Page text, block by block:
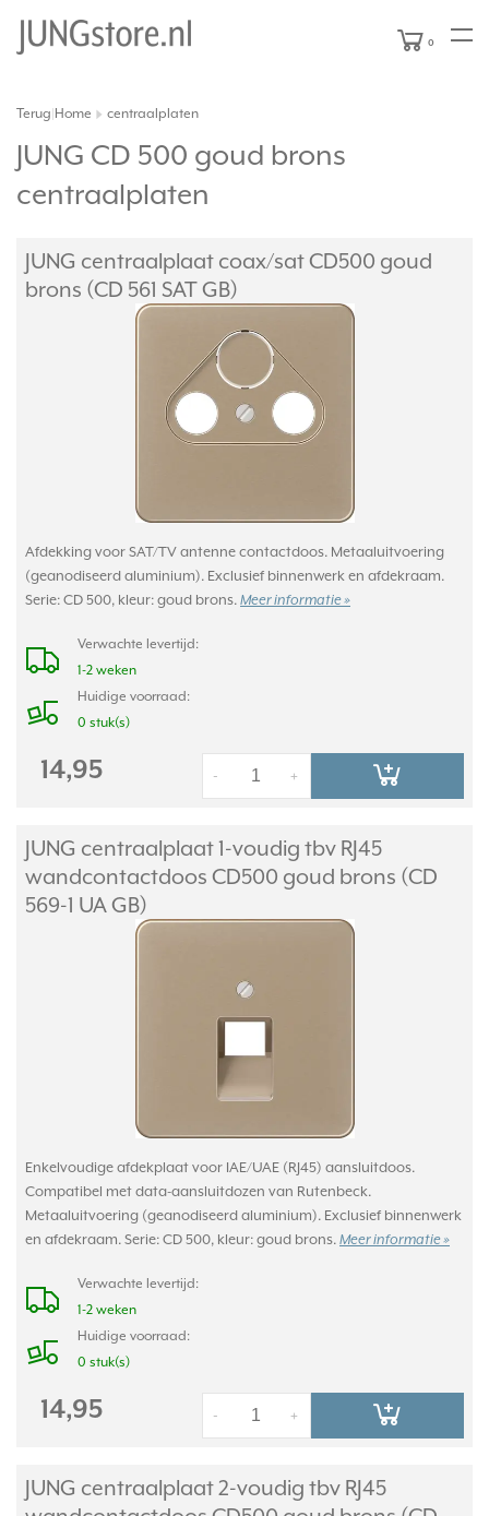
0
Terug Home centraalplaten
JUNG CD 500 goud brons
centraalplaten
JUNG centraalplaat coax/sat CD500 goud
brons (CD 561 SAT GB)
Afdekking voor SAT/TV antenne contactdoos. Metaaluitvoering
(geanodiseerd aluminium). Exclusief binnenwerk en afdekraam.
Serie: CD 500, kleur: goud brons. Meer informatie »
Verwachte levertijd:
1-2 weken
Huidige voorraad:
0 stuk(s)
14,95 +
-
JUNG centraalplaat 1-voudig tbv RJ45
wandcontactdoos CD500 goud brons (CD
569-1 UA GB)
Enkelvoudige afdekplaat voor IAE/UAE (RJ45) aansluitdoos.
Compatibel met data-aansluitdozen van Rutenbeck.
Metaaluitvoering (geanodiseerd aluminium). Exclusief binnenwerk
en afdekraam. Serie: CD 500, kleur: goud brons. Meer informatie »
Verwachte levertijd:
1-2 weken
Huidige voorraad:
0 stuk(s)
14,95 +
-
JUNG centraalplaat 2-voudig tbv RJ45